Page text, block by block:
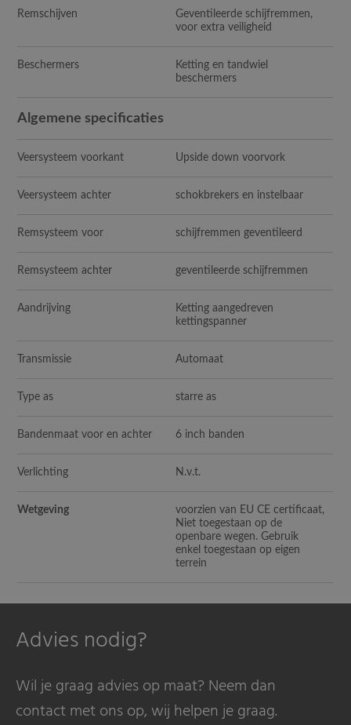
Remschijven
Geventileerde schijfremmen,
voor extra veiligheid
Beschermers
Ketting en tandwiel
beschermers
Algemene specificaties
Veersysteem voorkant Upside down voorvork
Veersysteem achter schokbrekers en instelbaar
Remsysteem voor schijfremmen geventileerd
Remsysteem achter geventileerde schijfremmen
Aandrijving
Ketting aangedreven
kettingspanner
Transmissie Automaat
Type as starre as
Bandenmaat voor en achter 6 inch banden
Verlichting N.v.t.
Wetgeving
voorzien van EU CE certificaat,
Niet toegestaan op de
openbare wegen. Gebruik
enkel toegestaan op eigen
terrein
Advies nodig?
Wil je graag advies op maat? Neem dan
contact met ons op, wij helpen je graag.